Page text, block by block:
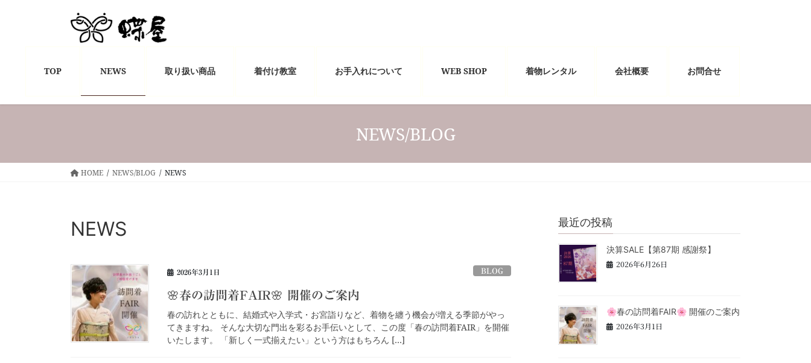
キ
に
TOP NEWS 取り扱い商品 着付け教室 お手入れについて WEB SHOP 着物レンタル 会社概要 お問合せ
NEWS/BLOG
HOME NEWS/BLOG NEWS
NEWS
2026年3月1日 BLOG
🌸春の訪問着FAIR🌸 開催のご案内
春の訪れとともに、結婚式や入学式・お宮詣りなど、着物を纏う機会が増える季節がやっ
てきますね。 そんな大切な門出を彩るお手伝いとして、この度「春の訪問着FAIR」を開催
いたします。 「新しく一式揃えたい」という方はもちろん […]
最近の投稿
決算SALE【第87期 感謝祭】
2026年6月26日
🌸春の訪問着FAIR🌸 開催のご案内
2026年3月1日